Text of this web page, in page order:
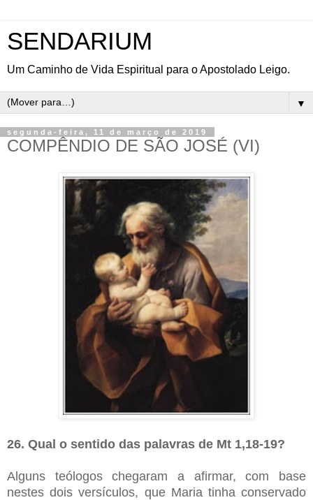
SENDARIUM
Um Caminho de Vida Espiritual para o Apostolado Leigo.
▼
segunda-feira, 11 de março de 2019
COMPÊNDIO DE SÃO JOSÉ (VI)
26. Qual o sentido das palavras de Mt 1,18-19?
Alguns teólogos chegaram a afirmar, com base
nestes dois versículos, que Maria tinha conservado